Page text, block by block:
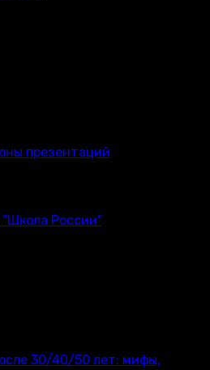
презентаций
России”
30/40/50 лет: мифы,